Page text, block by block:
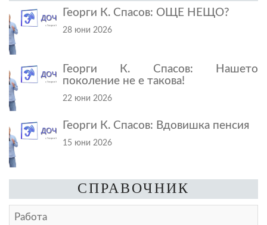
Георги К. Спасов: ОЩЕ НЕЩО?
28 юни 2026
Георги К. Спасов: Нашето
поколение не е такова!
22 юни 2026
Георги К. Спасов: Вдовишка пенсия
15 юни 2026
СПРАВОЧНИК
Работа